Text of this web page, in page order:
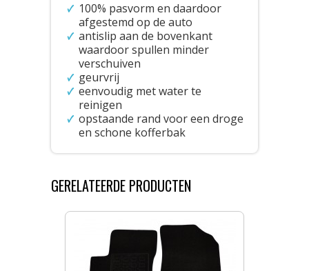
100% pasvorm en daardoor
afgestemd op de auto
antislip aan de bovenkant
waardoor spullen minder
verschuiven
geurvrij
eenvoudig met water te
reinigen
opstaande rand voor een droge
en schone kofferbak
GERELATEERDE PRODUCTEN